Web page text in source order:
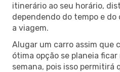
itinerário ao seu horário,
dependendo do tempo e
a viagem.
Alugar um carro assim que
ótima opção se planeia
semana, pois isso permitirá